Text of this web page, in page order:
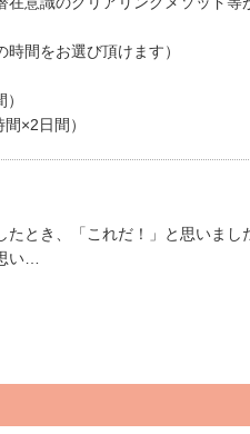
間をお選び頂けます）
×2日間）
とき、「これだ！」と思いまし
い…